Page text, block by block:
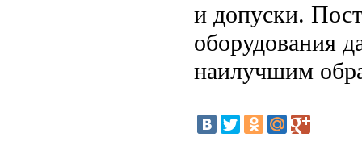
и допуски.
оборудования
наилучшим